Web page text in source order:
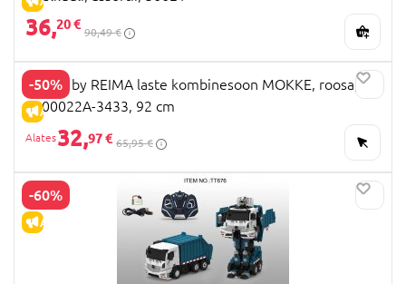
36,20 €
90,49 €
-50%
ALLAHINDLUS
TUTTA by REIMA laste kombinesoon MOKKE, roosa,
6100022A-3433, 92 cm
32,97 € 65,95 €
-60%
ALLAHINDLUS